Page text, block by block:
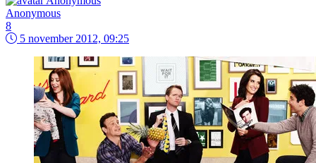
Anonymous
8
5 november 2012, 09:25